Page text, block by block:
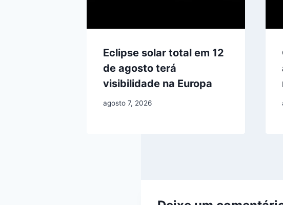
Eclipse solar total em 12
de agosto terá
visibilidade na Europa
agosto 7, 2026